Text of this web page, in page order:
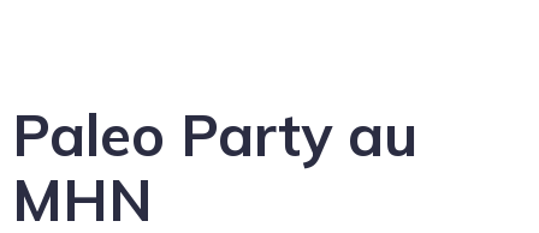
Paleo Party au
MHN